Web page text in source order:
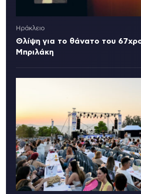
Ηράκλειο
Θλίψη για το θάνατο του
Μπριλάκη